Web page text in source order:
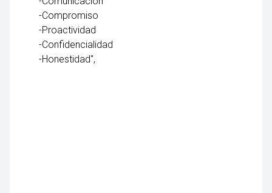
-Compromiso
-Proactividad
-Confidencialidad
-Honestidad",